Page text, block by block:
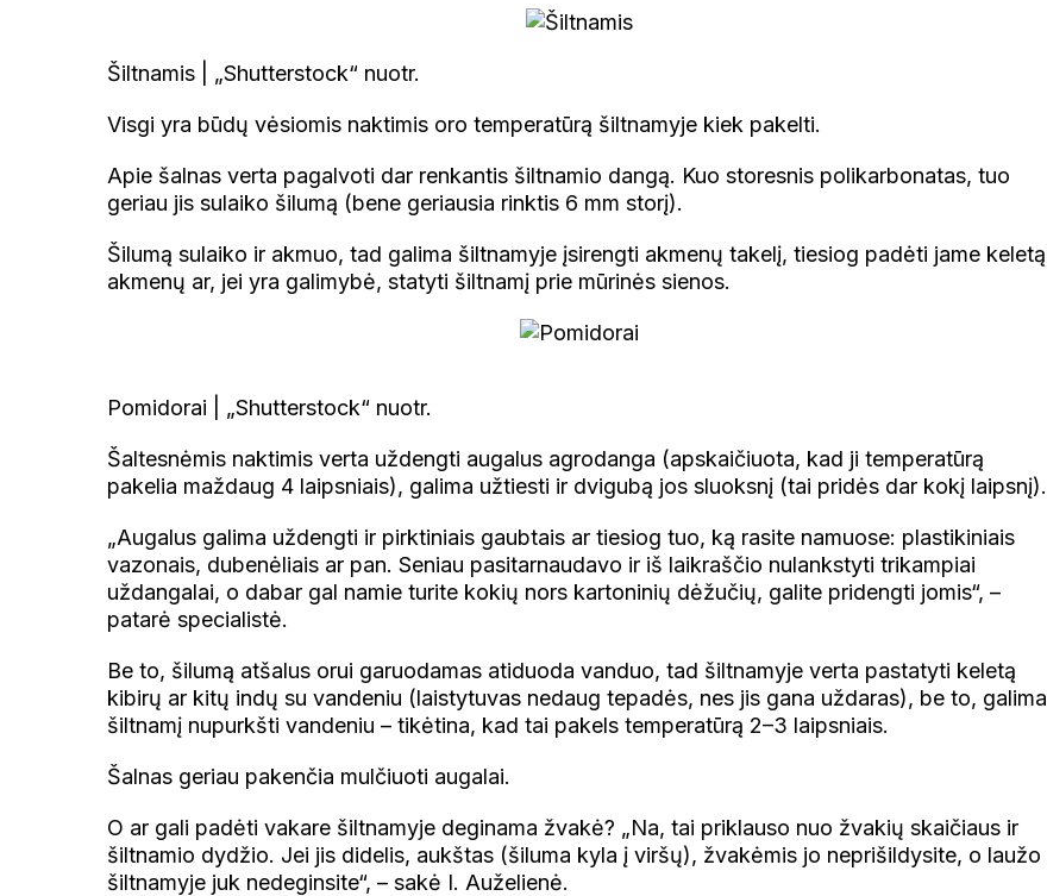
Šiltnamis | „Shutterstock“ nuotr.
Visgi yra būdų vėsiomis naktimis oro temperatūrą šiltnamyje kiek pakelti.
Apie šalnas verta pagalvoti dar renkantis šiltnamio dangą. Kuo storesnis polikarbonatas, tuo
geriau jis sulaiko šilumą (bene geriausia rinktis 6 mm storį).
Šilumą sulaiko ir akmuo, tad galima šiltnamyje įsirengti akmenų takelį, tiesiog padėti jame keletą
akmenų ar, jei yra galimybė, statyti šiltnamį prie mūrinės sienos.
Pomidorai | „Shutterstock“ nuotr.
Šaltesnėmis naktimis verta uždengti augalus agrodanga (apskaičiuota, kad ji temperatūrą
pakelia maždaug 4 laipsniais), galima užtiesti ir dvigubą jos sluoksnį (tai pridės dar kokį laipsnį).
„Augalus galima uždengti ir pirktiniais gaubtais ar tiesiog tuo, ką rasite namuose: plastikiniais
vazonais, dubenėliais ar pan. Seniau pasitarnaudavo ir iš laikraščio nulankstyti trikampiai
uždangalai, o dabar gal namie turite kokių nors kartoninių dėžučių, galite pridengti jomis“, –
patarė specialistė.
Be to, šilumą atšalus orui garuodamas atiduoda vanduo, tad šiltnamyje verta pastatyti keletą
kibirų ar kitų indų su vandeniu (laistytuvas nedaug tepadės, nes jis gana uždaras), be to, galima
šiltnamį nupurkšti vandeniu – tikėtina, kad tai pakels temperatūrą 2–3 laipsniais.
Šalnas geriau pakenčia mulčiuoti augalai.
O ar gali padėti vakare šiltnamyje deginama žvakė? „Na, tai priklauso nuo žvakių skaičiaus ir
šiltnamio dydžio. Jei jis didelis, aukštas (šiluma kyla į viršų), žvakėmis jo neprišildysite, o laužo
šiltnamyje juk nedeginsite“, – sakė I. Auželienė.